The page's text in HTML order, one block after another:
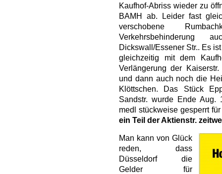
Kaufhof-Abriss wieder zu
BAMH ab. Leider fast
verschobene
Dickswall/Essener Str.. Es
gleichzeitig mit dem
Verlängerung der
und dann auch noch die
Klöttschen. Das Stück
Sandstr. wurde Ende Aug.
medl stückweise gesperrt
ein Teil der Aktienstr.
Man kann von Glück
reden, dass
Düsseldorf die
Gelder für